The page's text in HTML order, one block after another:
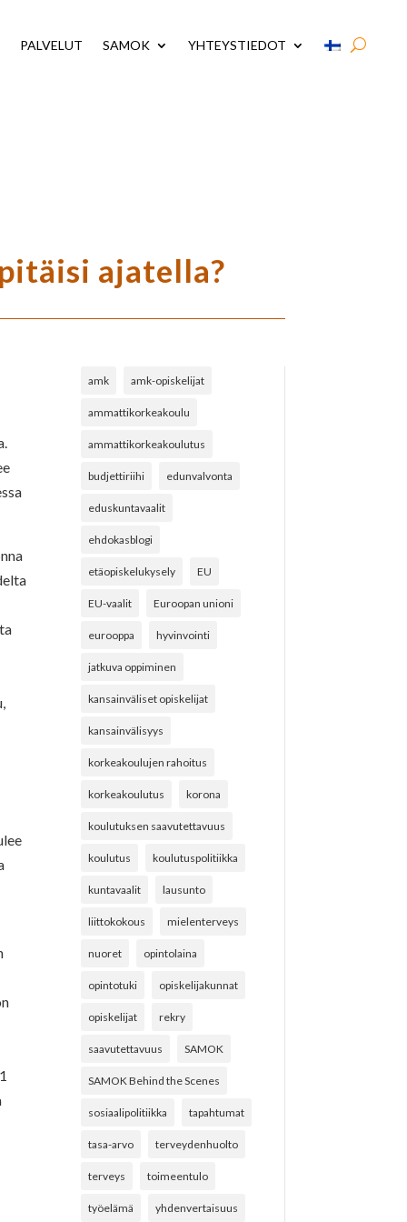
PALVELUT SAMOK YHTEYSTIEDOT
ajatella?
amk amk-opiskelijat
ammattikorkeakoulu
ammattikorkeakoulutus
budjettiriihi edunvalvonta
eduskuntavaalit
ehdokasblogi
etäopiskelukysely EU
EU-vaalit Euroopan unioni
eurooppa hyvinvointi
jatkuva oppiminen
kansainväliset opiskelijat
kansainvälisyys
korkeakoulujen rahoitus
korkeakoulutus korona
koulutuksen saavutettavuus
koulutus koulutuspolitiikka
kuntavaalit lausunto
liittokokous mielenterveys
nuoret opintolaina
opintotuki opiskelijakunnat
opiskelijat rekry
saavutettavuus SAMOK
SAMOK Behind the Scenes
sosiaalipolitiikka tapahtumat
tasa-arvo terveydenhuolto
terveys toimeentulo
työelämä yhdenvertaisuus